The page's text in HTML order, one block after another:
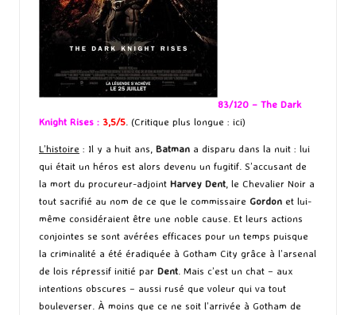
83/120 – The Dark
Knight Rises : 3,5/5 . (Critique plus longue : ici)
L’histoire : Il y a huit ans, Batman a disparu dans la nuit : lui
qui était un héros est alors devenu un fugitif. S’accusant de
la mort du procureur-adjoint Harvey Dent , le Chevalier Noir a
tout sacrifié au nom de ce que le commissaire Gordon et lui-
même considéraient être une noble cause. Et leurs actions
conjointes se sont avérées efficaces pour un temps puisque
la criminalité a été éradiquée à Gotham City grâce à l’arsenal
de lois répressif initié par Dent . Mais c’est un chat – aux
intentions obscures – aussi rusé que voleur qui va tout
bouleverser. À moins que ce ne soit l’arrivée à Gotham de